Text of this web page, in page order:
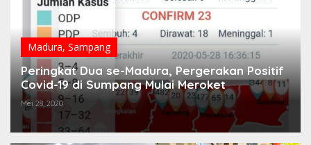
Madura, Sampang
Peringkat Dua se-Madura, Pergerakan Positif
Covid-19 di Sumpang Mulai Meroket
Mei 28, 2020